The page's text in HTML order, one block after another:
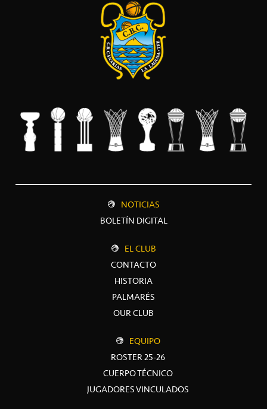
NOTICIAS
BOLETÍN DIGITAL
EL CLUB
CONTACTO
HISTORIA
PALMARÉS
OUR CLUB
EQUIPO
ROSTER 25-26
CUERPO TÉCNICO
JUGADORES VINCULADOS